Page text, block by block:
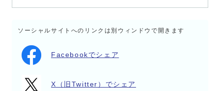
ソーシャルサイトへのリンクは別ウィンドウで開きます
Facebookでシェア
X（旧Twitter）でシェア